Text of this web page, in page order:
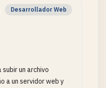
Desarrollador Web
un archivo
a un servidor web y